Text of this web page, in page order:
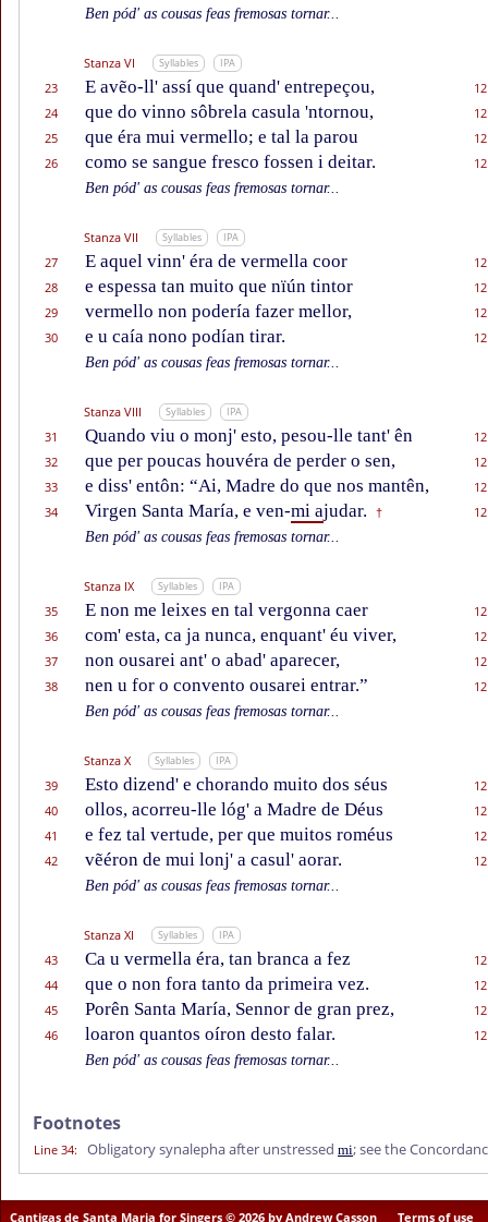
Ben pód' as cousas feas fremosas tornar...
Stanza VI Syllables IPA
23 E avẽo-ll' assí que quand' entrepeçou,
24
que do vinno sôbrela casula 'ntornou,
25
que éra mui vermello; e tal la parou
26
como se sangue fresco fossen i deitar.
Ben pód' as cousas feas fremosas tornar...
Stanza VII Syllables IPA
27 E aquel vinn' éra de vermella coor
28
e espessa tan muito que nïún tintor
29
vermello non podería fazer mellor,
30
e u caía nono podían tirar.
Ben pód' as cousas feas fremosas tornar...
Stanza VIII Syllables IPA
31 Quando viu o monj' esto, pesou-lle tant' ên
32
que per poucas houvéra de perder o sen,
33
e diss' entôn: “Ai, Madre do que nos mantên,
34
Virgen Santa María, e ven-mi ajudar. †
Ben pód' as cousas feas fremosas tornar...
Stanza IX Syllables IPA
35 E non me leixes en tal vergonna caer
36
com' esta, ca ja nunca, enquant' éu viver,
37
non ousarei ant' o abad' aparecer,
38
nen u for o convento ousarei entrar.”
Ben pód' as cousas feas fremosas tornar...
Stanza X Syllables IPA
39 Esto dizend' e chorando muito dos séus
40
ollos, acorreu-lle lóg' a Madre de Déus
41
e fez tal vertude, per que muitos roméus
42
vẽéron de mui lonj' a casul' aorar.
Ben pód' as cousas feas fremosas tornar...
Stanza XI Syllables IPA
43 Ca u vermella éra, tan branca a fez
44
que o non fora tanto da primeira vez.
45
Porên Santa María, Sennor de gran prez,
46
loaron quantos oíron desto falar.
Ben pód' as cousas feas fremosas tornar...
Footnotes
Line 34: Obligatory synalepha after unstressed mi; see the
Cantigas de Santa Maria for Singers © 2026 by Andrew Casson Terms of use